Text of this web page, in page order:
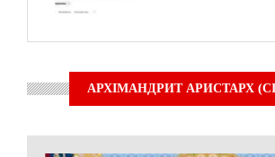
АРХІМАНДРИТ АРИСТАРХ